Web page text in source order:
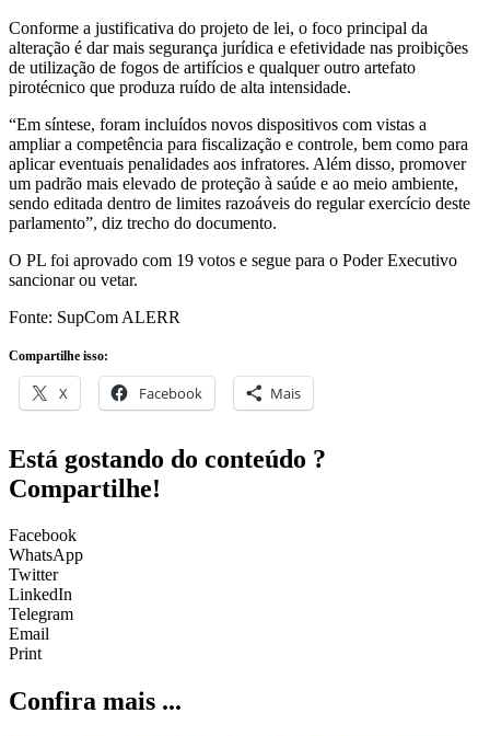
de utilização de fogos de artifícios e qualquer outro artefato
pirotécnico que produza ruído de alta intensidade.
“Em síntese, foram incluídos novos dispositivos com vistas a
aplicar eventuais penalidades aos infratores. Além disso, promover
um padrão mais elevado de proteção à saúde e ao meio ambiente,
sendo editada dentro de limites razoáveis do regular exercício deste
parlamento”, diz trecho do documento.
O PL foi aprovado com 19 votos e segue para o Poder Executivo
Fonte: SupCom ALERR
Compartilhe isso:
X
Está gostando do conteúdo ?
Compartilhe!
Facebook
Twitter
LinkedIn
Telegram
Email
Print
Confira mais ...
20 de janeiro de 2026